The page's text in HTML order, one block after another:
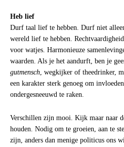
Heb lief
Durf taal lief te hebben. Durf niet
wereld lief te hebben.
voor watjes. Harmonieuze
waarden. Als je het aandurft, ben je
gutmensch, wegkijker of theedrinker,
een karakter sterk genoeg om
ondergesneeuwd te raken.
Verschillen zijn mooi. Kijk maar naar
houden. Nodig om te groeien, aan te
zijn, anders dan menige politicus ons